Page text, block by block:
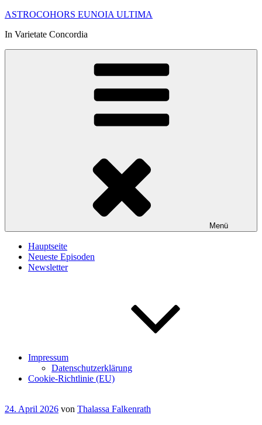
Zum
springen
ASTROCOHORS EUNOIA ULTIMA
In Varietate Concordia
Menü
Hauptseite
Neueste Episoden
Newsletter
Impressum
Datenschutzerklärung
Cookie-Richtlinie (EU)
Veröffentlicht
24. April 2026 von Thalassa Falkenrath